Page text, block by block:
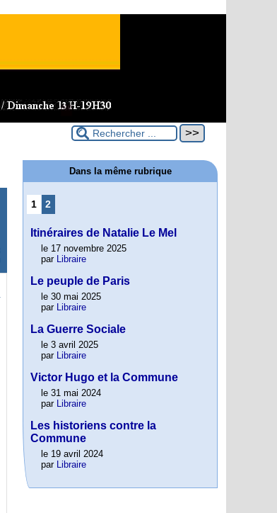
Dans la même rubrique
1 2
Itinéraires de Natalie Le Mel
le 17 novembre 2025
par Libraire
Le peuple de Paris
le 30 mai 2025
par Libraire
La Guerre Sociale
le 3 avril 2025
par Libraire
Victor Hugo et la Commune
le 31 mai 2024
par Libraire
Les historiens contre la
Commune
le 19 avril 2024
par Libraire